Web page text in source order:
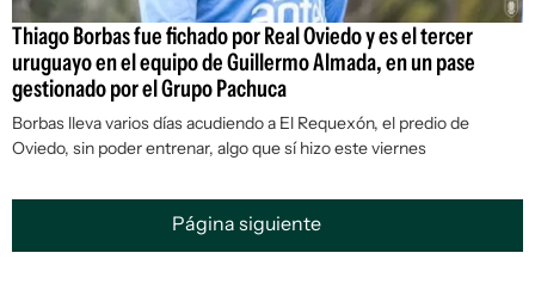
Thiago Borbas fue fichado por Real Oviedo y es el tercer
uruguayo en el equipo de Guillermo Almada, en un pase
gestionado por el Grupo Pachuca
Borbas lleva varios días acudiendo a El Requexón, el predio de
Oviedo, sin poder entrenar, algo que sí hizo este viernes
Página siguiente